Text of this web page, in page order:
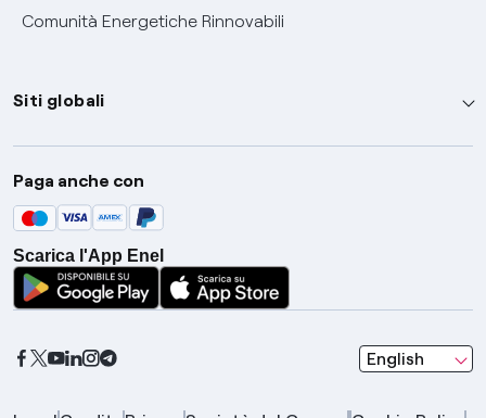
Comunità Energetiche Rinnovabili
Siti globali
Enel Group
Enel Green Power
Global Trading
Global Procurement
Gridspertise
Paga anche con
Scarica l'App Enel
English
seleziona una